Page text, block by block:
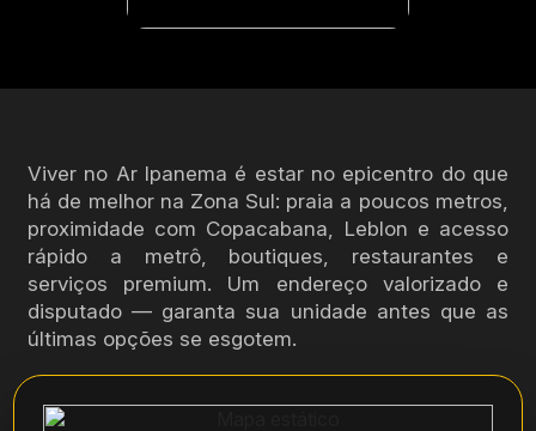
Viver no Ar Ipanema é estar no epicentro do que
há de melhor na Zona Sul: praia a poucos metros,
proximidade com Copacabana, Leblon e acesso
rápido a metrô, boutiques, restaurantes e
serviços premium. Um endereço valorizado e
disputado — garanta sua unidade antes que as
últimas opções se esgotem.